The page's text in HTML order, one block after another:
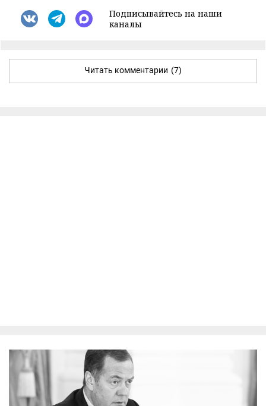
Подписывайтесь на наши
каналы
Читать комментарии (7)